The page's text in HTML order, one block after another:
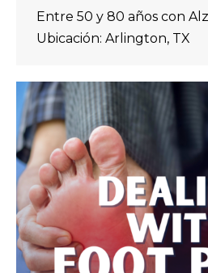
Entre 50 y 80 años con
Ubicación: Arlington, TX